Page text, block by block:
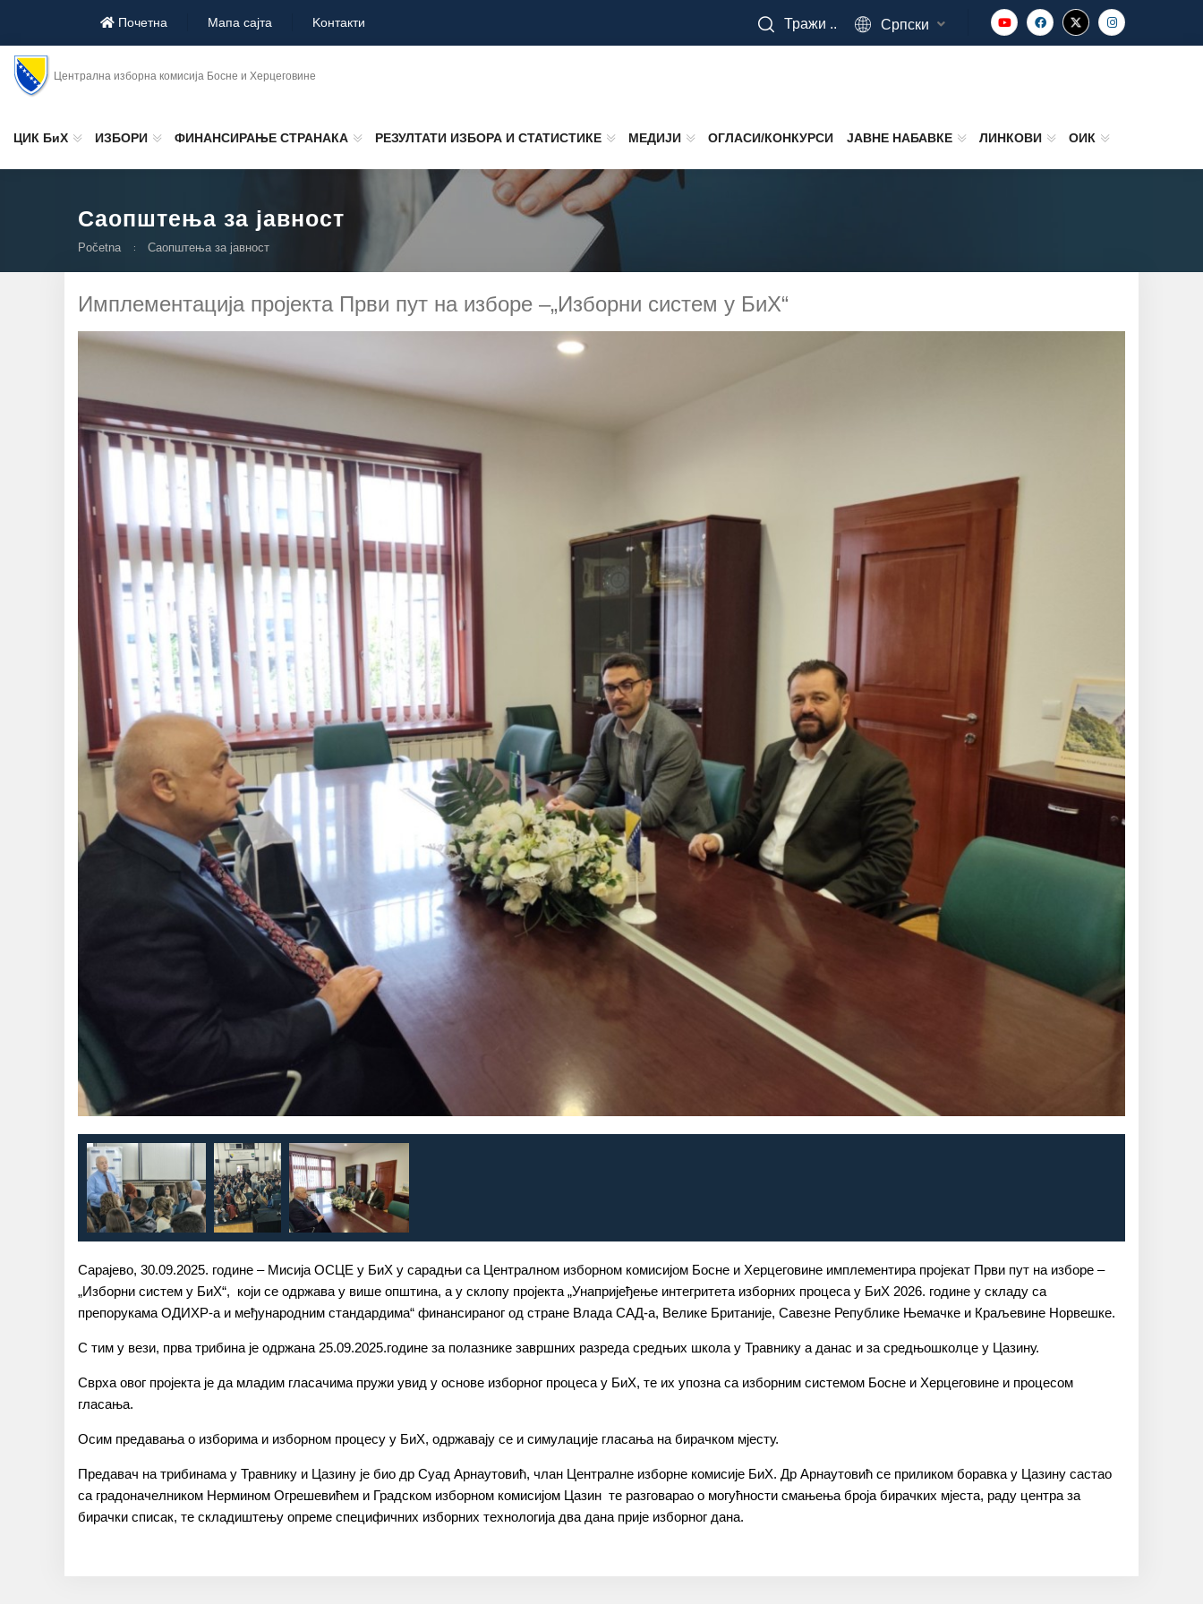
Почетна Мапа сајта Koнтакти Тражи .. Српски
Централна изборна комисија Босне и Херцеговине
ЦИК БиХ ИЗБОРИ ФИНАНСИРАЊЕ СТРАНАКА РЕЗУЛТАТИ ИЗБОРА И СТАТИСТИКЕ МЕДИЈИ ОГЛАСИ/КОНКУРСИ ЈАВНЕ НАБАВКЕ ЛИНКОВИ ОИК
Саопштења за јавност
Početna Саопштења за јавност
Имплементација пројекта Први пут на изборе –„Изборни систем у БиХ“
Сарајево, 30.09.2025. године – Мисија ОСЦЕ у БиХ у сарадњи са Централном изборном комисијом Босне и Херцеговине имплементира пројекат Први пут на изборе –
„Изборни систем у БиХ“, који се одржава у више општина, а у склопу пројекта „Унапријеђење интегритета изборних процеса у БиХ 2026. године у складу са
препорукама ОДИХР-а и међународним стандардима“ финансираног од стране Влада САД-а, Велике Британије, Савезне Републике Њемачке и Краљевине Норвешке.
С тим у вези, прва трибина је одржана 25.09.2025.године за полазнике завршних разреда средњих школа у Травнику а данас и за средњошколце у Цазину.
Сврха овог пројекта је да младим гласачима пружи увид у основе изборног процеса у БиХ, те их упозна са изборним системом Босне и Херцеговине и процесом
гласања.
Осим предавања о изборима и изборном процесу у БиХ, одржавају се и симулације гласања на бирачком мјесту.
Предавач на трибинама у Травнику и Цазину је био др Суад Арнаутовић, члан Централне изборне комисије БиХ. Др Арнаутовић се приликом боравка у Цазину састао
са градоначелником Нермином Огрешевићем и Градском изборном комисијом Цазин те разговарао о могућности смањења броја бирачких мјеста, раду центра за
бирачки списак, те складиштењу опреме специфичних изборних технологија два дана прије изборног дана.